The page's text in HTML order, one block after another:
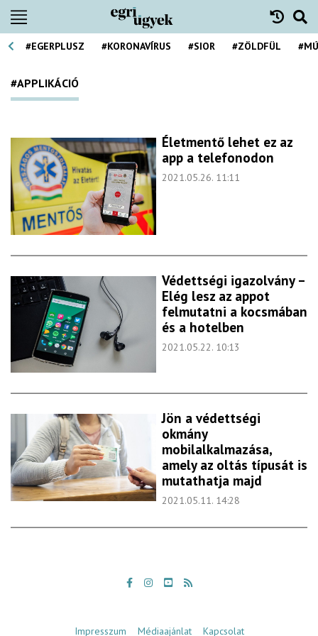
#EGERPLUSZ #KORONAVÍRUS #SIOR #ZÖLDFÜL
#APPLIKÁCIÓ
Életmentő lehet ez az
app a telefonodon
2021.05.26. 11:11
Védettségi igazolvány –
Elég lesz az appot
felmutatni a kocsmában
és a hotelben
2021.05.22. 10:13
Jön a védettségi
okmány
mobilalkalmazása,
amely az oltás típusát is
mutathatja majd
2021.05.11. 14:28
Impresszum Médiaajánlat Kapcsolat